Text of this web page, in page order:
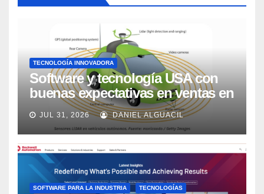
TECNOLOGÍA INNOVADORA
Software y tecnología USA con
buenas expectativas en ventas en
los próximos 2 años, según
Market Watch
JUL 31, 2026 DANIEL ALGUACIL
SOFTWARE PARA LA INDUSTRIA TECNOLOGÍAS